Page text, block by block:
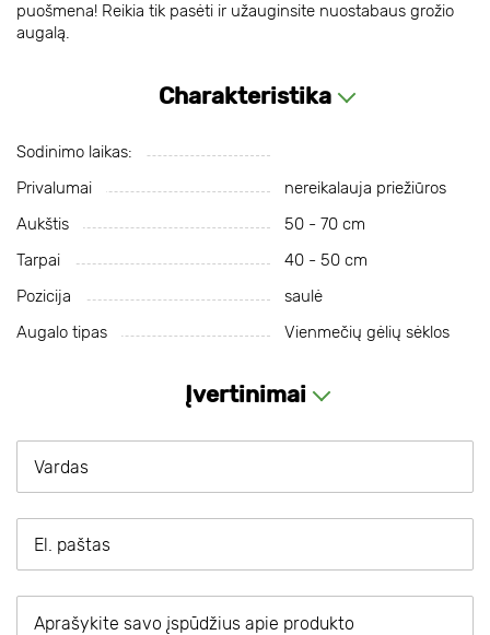
puošmena! Reikia tik pasėti ir užauginsite nuostabaus grožio
augalą.
Charakteristika
Sodinimo laikas:
Privalumai
nereikalauja priežiūros
Aukštis
50 - 70 cm
Tarpai
40 - 50 cm
Pozicija
saulė
Augalo tipas
Vienmečių gėlių sėklos
Įvertinimai